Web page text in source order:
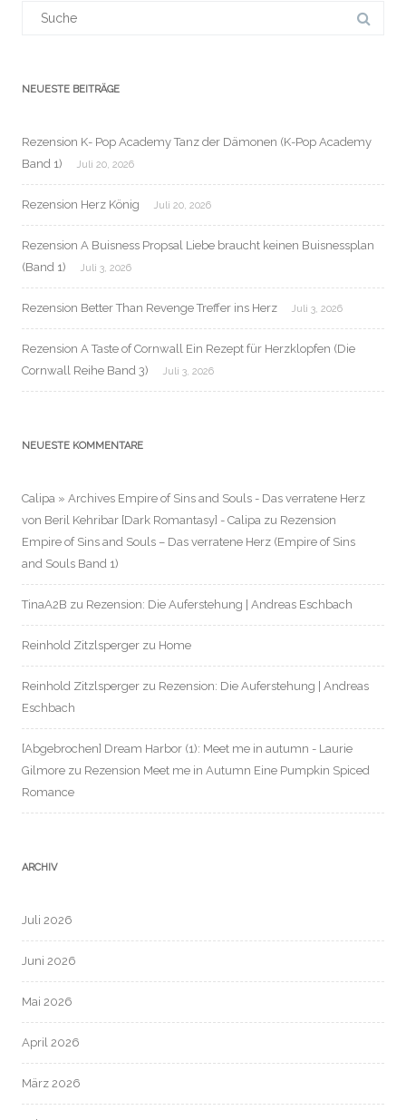
NEUESTE BEITRÄGE
Rezension K- Pop Academy Tanz der Dämonen (K-Pop Academy
Band 1)
Juli 20, 2026
Rezension Herz König Juli 20, 2026
Rezension A Buisness Propsal Liebe braucht keinen Buisnessplan
(Band 1)
Juli 3, 2026
Rezension Better Than Revenge Treffer ins Herz Juli 3, 2026
Rezension A Taste of Cornwall Ein Rezept für Herzklopfen (Die
Cornwall Reihe Band 3)
Juli 3, 2026
NEUESTE KOMMENTARE
Calipa » Archives Empire of Sins and Souls - Das verratene Herz
von Beril Kehribar [Dark Romantasy] - Calipa zu Rezension
Empire of Sins and Souls – Das verratene Herz (Empire of Sins
and Souls Band 1)
TinaA2B zu Rezension: Die Auferstehung | Andreas Eschbach
Reinhold Zitzlsperger zu Home
Reinhold Zitzlsperger zu Rezension: Die Auferstehung | Andreas
Eschbach
[Abgebrochen] Dream Harbor (1): Meet me in autumn - Laurie
Gilmore zu Rezension Meet me in Autumn Eine Pumpkin Spiced
Romance
ARCHIV
Juli 2026
Juni 2026
Mai 2026
April 2026
März 2026